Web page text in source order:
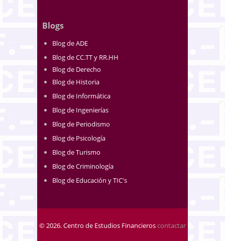
Blogs
Blog de ADE
Blog de CC.TT y RR.HH
Blog de Derecho
Blog de Historia
Blog de Informática
Blog de Ingenierías
Blog de Periodismo
Blog de Psicología
Blog de Turismo
Blog de Criminología
Blog de Educación y TIC's
© 2026. Centro de Estudios Financieroscontactar